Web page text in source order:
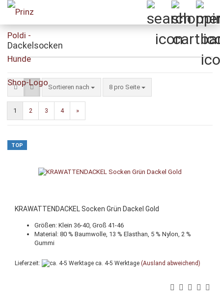
Dackelsocken
Sortieren nach
Sortieren nach 8 pro Seite
pro Seite
1 2 3 4 »
TOP
KRAWATTENDACKEL Socken Grün Dackel Gold
Größen: Klein 36-40, Groß 41-46
Material: 80 % Baumwolle, 13 % Elasthan, 5 % Nylon, 2 %
Gummi
Lieferzeit: ca. 4-5 Werktage (Ausland abweichend)